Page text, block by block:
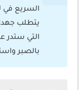
السريع في
يتطلب جهدا
التي ستدر
بالصبر